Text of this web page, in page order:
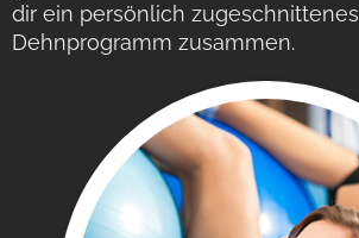
dir ein persönlich zugeschnittenes
Dehnprogramm zusammen.